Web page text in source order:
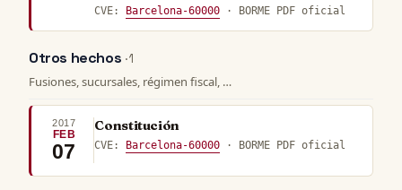
CVE: Barcelona-60000 · BORME PDF oficial
Otros hechos · 1
Fusiones, sucursales, régimen fiscal, …
2017
FEB
07
Constitución
CVE: Barcelona-60000 · BORME PDF oficial